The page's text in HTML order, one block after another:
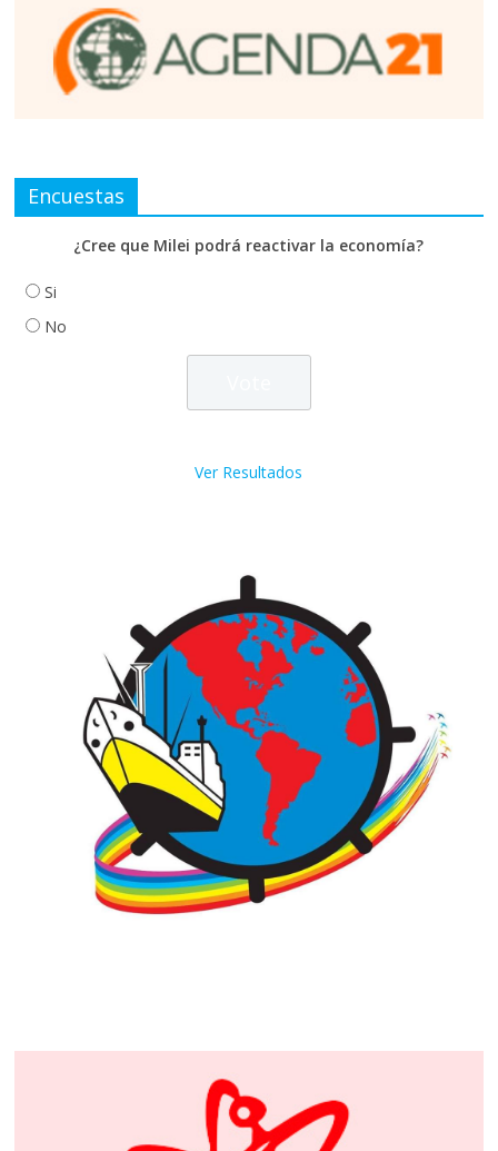
Encuestas
¿Cree que Milei podrá reactivar la economía?
Si
No
Ver Resultados